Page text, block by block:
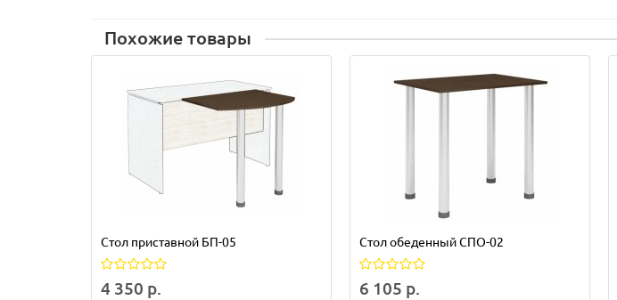
Похожие товары
Стол приставной БП-05
4 350 р.
Стол обеденный СПО-02
6 105 р.